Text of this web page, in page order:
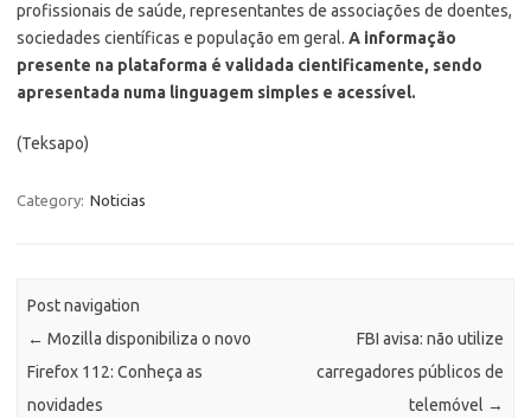
profissionais de saúde, representantes de associações de doentes,
sociedades científicas e população em geral. A informação
presente na plataforma é validada cientificamente, sendo
apresentada numa linguagem simples e acessível.
(Teksapo)
Category: Noticias
Post navigation
← Mozilla disponibiliza o novo
Firefox 112: Conheça as
novidades
FBI avisa: não utilize
carregadores públicos de
telemóvel →